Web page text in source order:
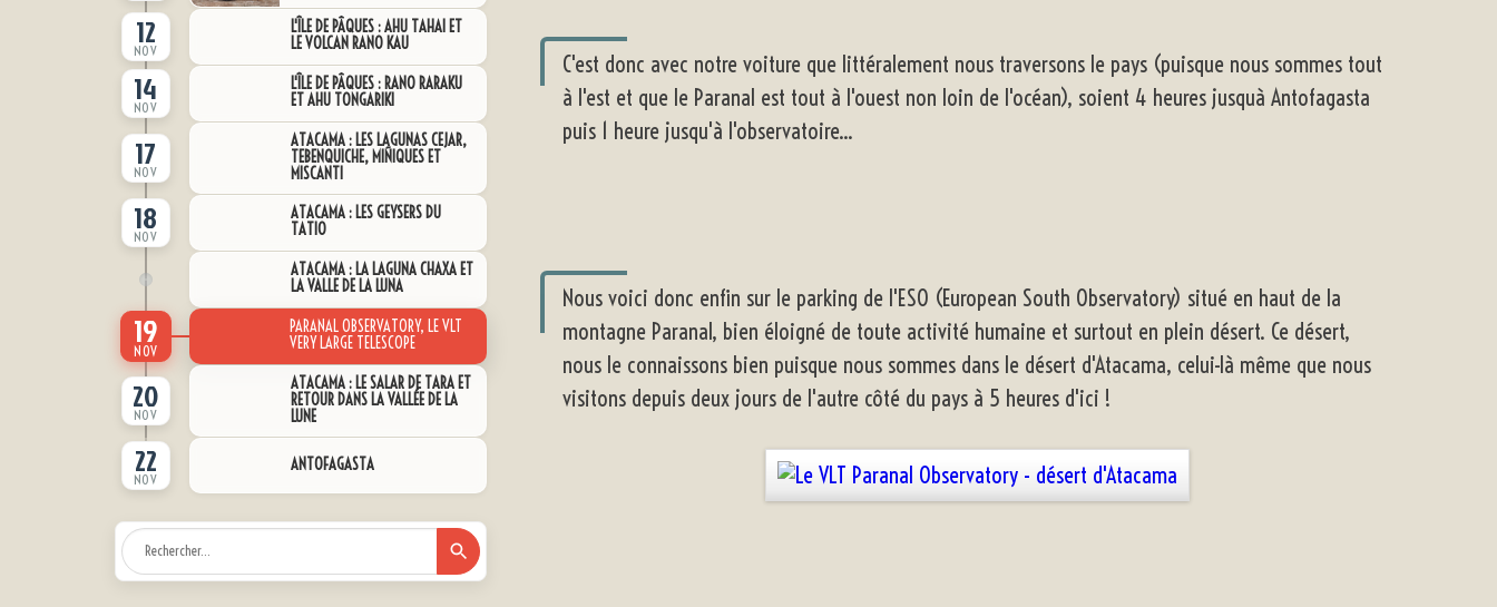
12
NOV
L'ÎLE DE PÂQUES : AHU TAHAI ET
LE VOLCAN RANO KAU
14
NOV
L'ÎLE DE PÂQUES : RANO RARAKU
ET AHU TONGARIKI
17
NOV
ATACAMA : LES LAGUNAS CEJAR,
TEBENQUICHE, MIÑIQUES ET
MISCANTI
18
NOV
ATACAMA : LES GEYSERS DU
TATIO
ATACAMA : LA LAGUNA CHAXA ET
LA VALLE DE LA LUNA
19
NOV
PARANAL OBSERVATORY, LE VLT
VERY LARGE TELESCOPE
20
NOV
ATACAMA : LE SALAR DE TARA ET
RETOUR DANS LA VALLÉE DE LA
LUNE
22
NOV
ANTOFAGASTA
C'est donc avec notre voiture que littéralement nous traversons le pays (puisque nous sommes tout
à l'est et que le Paranal est tout à l'ouest non loin de l'océan), soient 4 heures jusquà Antofagasta
puis 1 heure jusqu'à l'observatoire...
Nous voici donc enfin sur le parking de l'ESO (European South Observatory) situé en haut de la
montagne Paranal, bien éloigné de toute activité humaine et surtout en plein désert. Ce désert,
nous le connaissons bien puisque nous sommes dans le désert d'Atacama, celui-là même que nous
visitons depuis deux jours de l'autre côté du pays à 5 heures d'ici !